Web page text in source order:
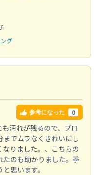
グ
参考になった 0
汚れが残るので、プロ
でムラなくきれいにし
りました。、こちらの
のも助かりました。季
思います。